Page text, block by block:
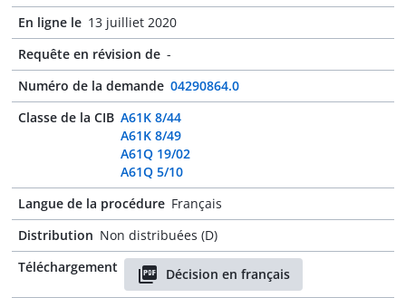
En ligne le 13 juilliet 2020
Requête en révision de -
Numéro de la demande 04290864.0
Classe de la CIB A61K 8/44
A61K 8/49
A61Q 19/02
A61Q 5/10
Langue de la procédure Français
Distribution Non distribuées (D)
Téléchargement
Décision en français